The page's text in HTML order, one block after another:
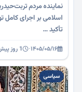
نماینده مردم
اسلامی بر اجرای کامل
تأکید …
۱۴۰۵/۰۵/۱۶· 1 روز پیش
سیاسی